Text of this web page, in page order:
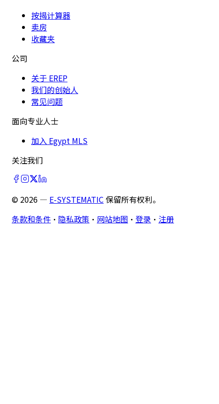
按揭计算器
卖房
收藏夹
公司
关于 EREP
我们的创始人
常见问题
面向专业人士
加入 Egypt MLS
关注我们
© 2026 — E-SYSTEMATIC保留所有权利。
条款和条件 · 隐私政策 · 网站地图 · 登录 · 注册